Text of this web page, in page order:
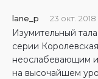
lane_p 23 окт. 2018
Изумительный
серии
неослабевающим
на высочайшем